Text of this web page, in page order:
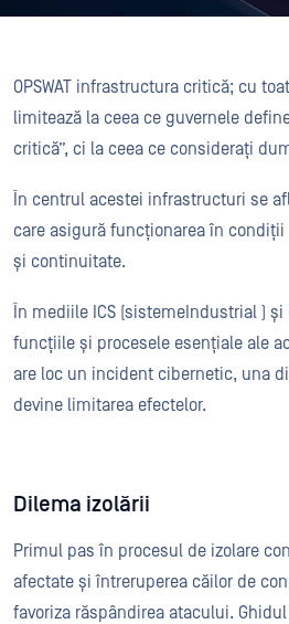
OPSWAT infrastructura critică; cu
limitează la ceea ce guvernele
critică”, ci la ceea ce considerați
În centrul acestei infrastructuri se
care asigură funcționarea în
și continuitate.
În mediile ICS (sistemeIndustrial ) și
funcțiile și procesele esențiale ale
are loc un incident cibernetic, una
devine limitarea efectelor.
Dilema izolării
Primul pas în procesul de izolare
afectate și întreruperea căilor de
favoriza răspândirea atacului.